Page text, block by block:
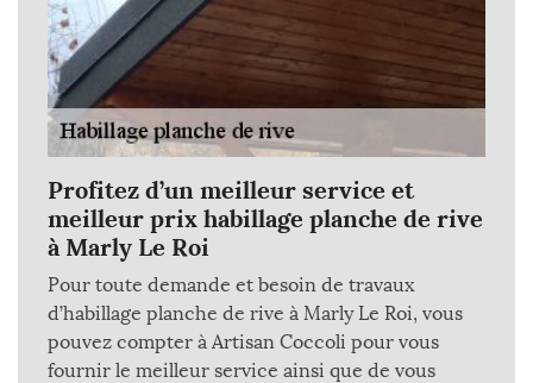
Profitez d’un meilleur service et
meilleur prix habillage planche de rive
à Marly Le Roi
Pour toute demande et besoin de travaux
d’habillage planche de rive à Marly Le Roi, vous
pouvez compter à Artisan Coccoli pour vous
fournir le meilleur service ainsi que de vous